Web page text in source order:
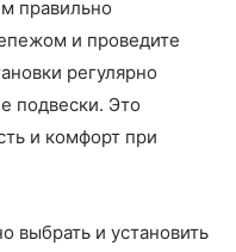
правильно
и проведите
регулярно
подвески. Это
и комфорт при
выбрать и установить